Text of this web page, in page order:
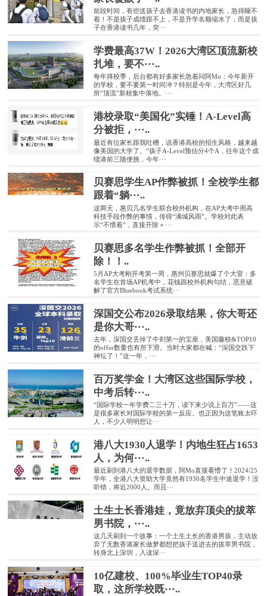
前段时间，有些送孩子去香港读书的内地家长，急得睡不
着！不是孩子成绩跟不上，不是升学名额缩水了，而是孩
子在香港读书几年，突···
学费最高37W！2026大湾区顶流新校
扎堆，要不···..
每年择校季，后台都有好多家长急着问阿Mo：今年新开
的学校，要不要第一时间冲？特别是今年，大湾区好几
所“顶流”新校集中落地。···
港校录取“美国化”实锤！A-Level高
分被拒，···..
最近有位家长跟我吐槽，说香港高校的招生风格，越来越
像美国的大学了。“孩子A-Level预估分4个A，往年这个成
绩港前三随便挑，今年···
贝赛思学生AP作弊被抓！全校学生都
跟着“躺···..
这两天，惠贝几名学生联合校外机构，在AP大考中用高
科技手段作弊的事情，传得“满城风雨”。学校对此表
示“不惯着”，直接开除＋···
贝赛思多名学生作弊被抓！全部开
除！！..
5月AP大考刚开考第一周，惠州贝赛思就爆了个大雷：多
名学生在首场AP机考中，花钱跟校外机构勾结，恶意破
解了官方Bluebook考试系统···
深国交公布2026录取结果，你大哥还
是你大哥···..
去年，深国交丢掉了牛剑第一的宝座，美国藤校&TOP10
的offer数量也有所下滑。当时大家都在喊：“深国交跌下
神坛了！”这一年，···
百万奖学金！大湾区这些国际学校，
中考后转···..
“国际学校一年学费二三十万，读下来少说上百万”——这
是很多家长对国际学校的第一反应。也正因为这笔账太吓
人，不少人明明想让···
港八大1930人退学！内地生狂占1653
人，为何···..
最近刷到港八大的退学数据，阿Mo直接看懵了！2024/25
学年，全港八大资助大学竟然有1930名学生中途退学！没
听错，将近2000人。而且···
土生土长香港娃，竟放弃顶尖的拔萃
男书院，···..
这几天刷到一个故事：一个土生土长的香港男孩，主动放
弃了无数香港家长做梦都想把孩子送进去的拔萃男书院，
转身北上深圳，入读深···
10亿建校、100%毕业生TOP40录
取，这所学校既···..